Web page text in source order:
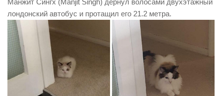
лондонский автобус и протащил его 21.2 метра.